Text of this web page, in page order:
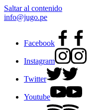
Saltar al contenido
info@jugo.pe
Facebook
Instagram
Twitter
Youtube